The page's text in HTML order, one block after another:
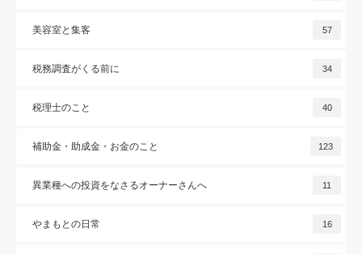
美容室と集客 57
税務調査がくる前に 34
税理士のこと 40
補助金・助成金・お金のこと 123
異業種への投資をなさるオーナーさんへ 11
やまもとの日常 16